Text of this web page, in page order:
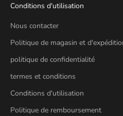
Conditions d'utilisation
Nous contacter
Politique de magasin et
politique de confidentialité
termes et conditions
Conditions d'utilisation
Politique de remboursement